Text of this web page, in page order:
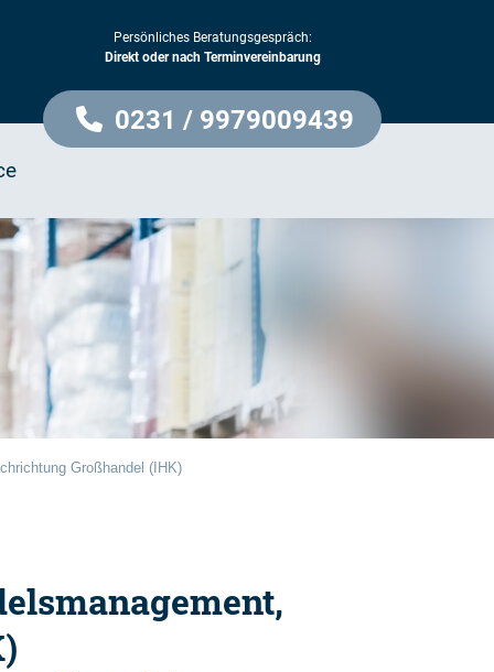
Persönliches Beratungsgespräch:
Direkt oder nach Terminvereinbarung
0231 / 9979009439
Großhandel (IHK)